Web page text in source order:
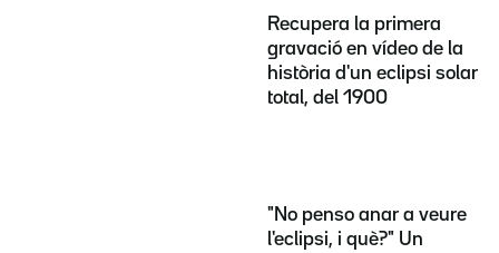
Recupera la primera
gravació en vídeo de la
història d'un eclipsi solar
total, del 1900
"No penso anar a veure
l'eclipsi, i què?" Un